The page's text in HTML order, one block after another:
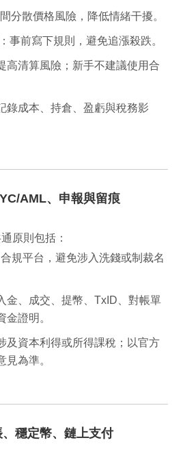
間分散價格風險，降低情緒干擾。
：事前寫下規則，避免追漲殺跌。
高清算風險；新手不建議使用合
錄成本、持倉、盈虧與稅務影
AML、申報與留痕
原則包括：
合規平台，避免涉入洗錢或制裁名
金、成交、提幣、TxID、對帳單
金證明。
及資本利得或所得課稅；以官方
見為準。
穩定幣、鏈上支付